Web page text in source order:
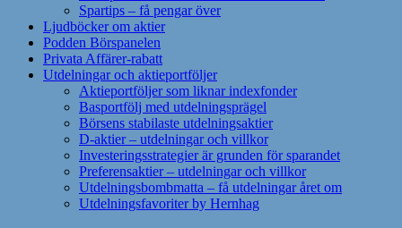
Spartips – få pengar över
Ljudböcker om aktier
Podden Börspanelen
Privata Affärer-rabatt
Utdelningar och aktieportföljer
Aktieportföljer som liknar indexfonder
Basportfölj med utdelningsprägel
Börsens stabilaste utdelningsaktier
D-aktier – utdelningar och villkor
Investeringsstrategier är grunden för sparandet
Preferensaktier – utdelningar och villkor
Utdelningsbombmatta – få utdelningar året om
Utdelningsfavoriter by Hernhag